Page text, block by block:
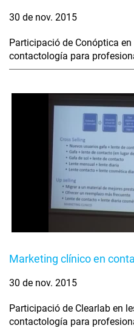
30 de nov. 2015
Participació de Conóptica
contactología para
Marketing clínico en
30 de nov. 2015
Participació de Clearlab en
contactología para